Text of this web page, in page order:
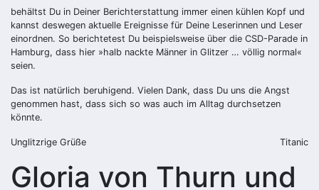
behältst Du in Deiner Berichterstattung immer einen kühlen Kopf und
kannst deswegen aktuelle Ereignisse für Deine Leserinnen und Leser
einordnen. So berichtetest Du beispielsweise über die CSD-Parade in
Hamburg, dass hier »halb nackte Männer in Glitzer … völlig normal«
seien.
Das ist natürlich beruhigend. Vielen Dank, dass Du uns die Angst
genommen hast, dass sich so was auch im Alltag durchsetzen
könnte.
Unglitzrige Grüße Titanic
Gloria von Thurn und